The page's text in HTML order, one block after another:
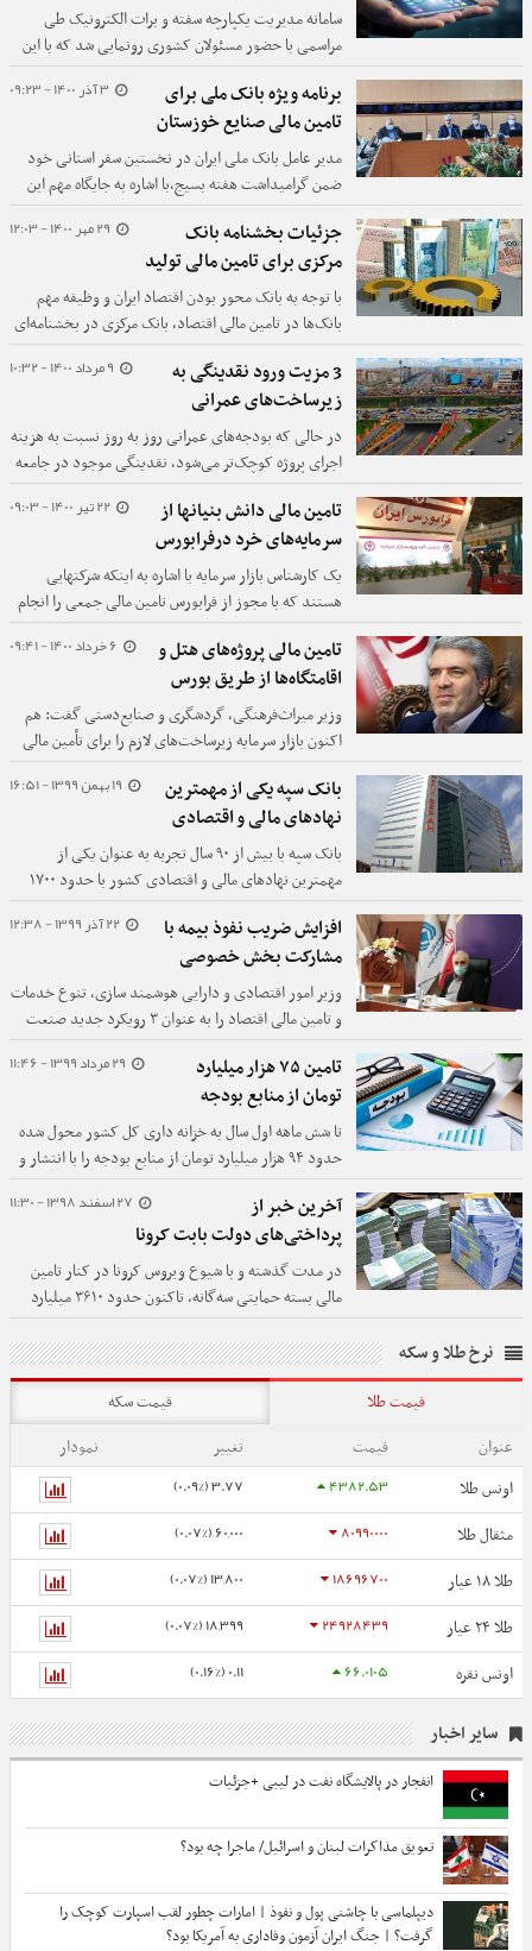
سامانه مدیریت یکپارچه سفته و برات الکترونیک طی
مراسمی با حضور مسئولان کشوری رونمایی شد که با این
خدمت جدید، خرید سفته و برات به صورت الکترونیکی،
غیرحضوری و ۲۴ ساعته اجرایی می شود.
3 آذر 1400 - 09:23
برنامه ویژه بانک ملی برای
تامین مالی صنایع خوزستان
مدیر عامل بانک ملی ایران در نخستین سفر استانی خود
ضمن گرامیداشت هفته بسیج،با اشاره به جایگاه مهم این
استان به عنوان یکی از قطب های صنایع کشور گفت:بانک
ملی ایران برنامه ویژه ای برای تامین مالی صنایع این استان
تدارک دیده است.
29 مهر 1400 - 12:03
جزئیات بخشنامه بانک
مرکزی برای تامین مالی تولید
با توجه به بانک‌ محور بودن اقتصاد ایران و وظیفه مهم
بانک‌ها در تامین مالی اقتصاد، بانک مرکزی در بخشنامه‌ای
به بانک‌ها جزئیات سقف تسهیلات سرمایه در گردش برای
پرداخت به واحدهای تولیدی را ابلاغ کرد.
9 مرداد 1400 - 10:32
3 مزیت ورود نقدینگی به
زیرساخت‌های عمرانی
در حالی که بودجه‌های عمرانی روز به روز نسبت به هزینه
اجرای پروژه کوچک‌تر می‌شود، نقدینگی موجود در جامعه
مدام در حال رشد است، یکی از روش‌های هدایت این
نقدینگی استفاده از آن در تامین مالی پروژه‌ها است که
برای مردم منفعت دارد.
22 تیر 1400 - 09:03
تامین مالی دانش بنیانها از
سرمایه‌های خرد درفرابورس
یک کارشناس بازار سرمایه با اشاره به اینکه شرکتهایی
هستند که با مجوز از فرابورس تامین مالی جمعی را انجام
می‌دهند، گفت: از این طریق شرکتهای دانش بنیان در
کنار سایر شرکتهای کوچک و متوسط تامین سرمایه مورد
نیاز خود را از سرمایه‌های خرد انجام می دهند.
6 خرداد 1400 - 09:41
تامین مالی پروژه‌های هتل و
اقامتگاه‌ها از طریق بورس
وزیر میراث‌فرهنگی، گردشگری و صنایع‌دستی گفت: هم
اکنون بازار سرمایه زیرساخت‌های لازم را برای تأمین مالی
طرح‌های این صنعت ندارد، اما امید می‌رود با توسعه بازار
سرمایه، در سال‌های آینده شاهد ورود فعالان این صنعت به
بازار سرمایه باشیم.
19 بهمن 1399 - 16:51
بانک سپه یکی از مهمترین
نهاد‌های مالی و اقتصادی
بانک سپه با بیش از ۹۰ سال تجربه به عنوان یکی از
مهمترین نهاد‌های مالی و اقتصادی کشور با حدود ۱۷۰۰
شعبه توانسته با جذب سرمایه‌های سرگردان جامعه و سوق
دادن آن به سمت فعالیت‌های مولد اقتصادی در جهت
تحقق اهداف اقتصادی کلان کشور مشارکتی مؤثر و
مطلوب داشته باشد.
22 آذر 1399 - 12:38
افزایش ضریب نفوذ بیمه با
مشارکت بخش خصوصی
وزیر امور اقتصادی و دارایی هوشمند سازی، تنوع خدمات
و تامین مالی اقتصاد را به عنوان ۳ رویکرد جدید صنعت
بیمه برشمرد.
29 مرداد 1399 - 11:46
تامین ۷۵ هزار میلیارد
تومان از منابع بودجه
تا شش ماهه اول سال به خزانه داری کل کشور محول شده
حدود ۹۴ هزار میلیارد تومان از منابع بودجه را با انتشار و
فروش اوراق تامین کند که از این میزان، تاکنون ۷۵ هزار
میلیارد تومان آن تامین شده است.
27 اسفند 1398 - 11:30
آخرین خبر از
پرداختی‌های دولت بابت کرونا
در مدت گذشته و با شیوع ویروس کرونا در کنار تامین
مالی بسته حمایتی سه‌گانه، تاکنون حدود ۳۶۱۰ میلیارد
تومان به وزارت بهداشت بابت تأمین هزینه‌ها پرداخت
شده است.
نرخ طلا و سکه
قیمت طلا
قیمت سکه
عنوان
قیمت تغییر
نمودار
اونس طلا
4382.53
3.77 (0.09%)
مثقال طلا 80990000
60,000 (0.07%)
طلا ۱۸ عیار 18696700
13,800 (0.07%)
طلا ۲۴ عیار 24928439
18,399 (0.07%)
اونس نقره 66.0105
0.11 (0.16%)
سایر اخبار
انفجار در پالایشگاه نفت در لیبی +جزئیات
تعویق مذاکرات لبنان و اسرائیل/ ماجرا چه بود؟
دیپلماسی با چاشنی پول و نفوذ | امارات چطور لقب اسپارت کوچک را
گرفت؟ | جنگ ایران آزمون وفاداری به آمریکا بود؟